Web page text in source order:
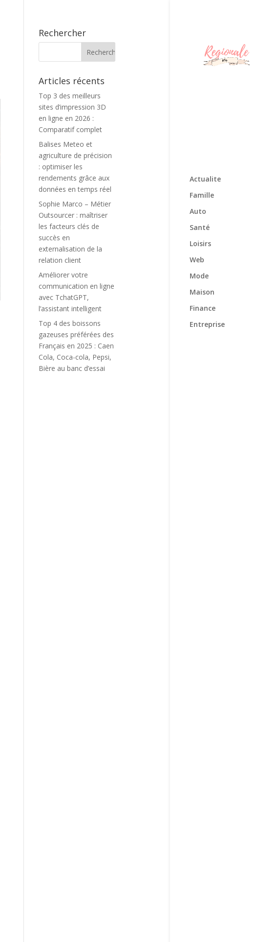
Actualite
Famille
Auto
Santé
Loisirs
Web
Mode
Maison
Finance
Entreprise
Rechercher
Articles récents
Top 3 des meilleurs
sites d’impression 3D
en ligne en 2026 :
Comparatif complet
Balises Meteo et
agriculture de précision
: optimiser les
rendements grâce aux
données en temps réel
Sophie Marco – Métier
Outsourcer : maîtriser
les facteurs clés de
succès en
externalisation de la
relation client
Améliorer votre
communication en ligne
avec TchatGPT,
l’assistant intelligent
Top 4 des boissons
gazeuses préférées des
Français en 2025 : Caen
Cola, Coca-cola, Pepsi,
Bière au banc d’essai